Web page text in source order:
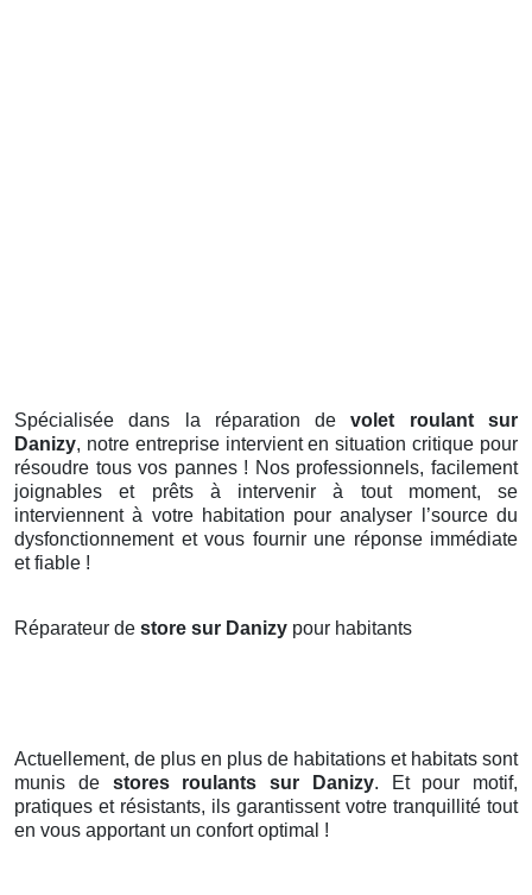
Spécialisée dans la réparation devolet roulant sur
Danizy, notre entreprise intervient en situation critique pour
résoudre tous vos pannes ! Nos professionnels, facilement
joignables et prêts à intervenir à tout moment, se
interviennent à votre habitation pour analyser l’source du
dysfonctionnement et vous fournir une réponse immédiate
et fiable !
Réparateur de store sur Danizy pour habitants
Actuellement, de plus en plus de habitations et habitats sont
munis de stores roulants sur Danizy. Et pour motif,
pratiques et résistants, ils garantissent votre tranquillité tout
en vous apportant un confort optimal !